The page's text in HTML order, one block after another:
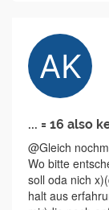
... = 16 also
@Gleich
Wo bitte
soll oda nich
halt aus